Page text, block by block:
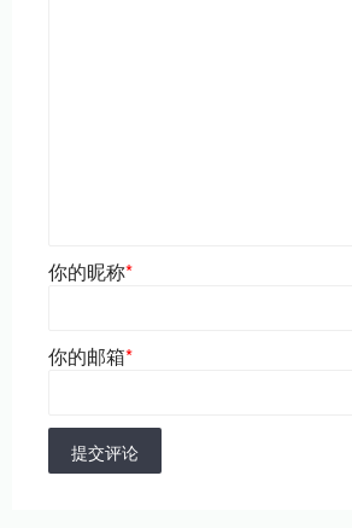
你的昵称*
你的邮箱*
提交评论